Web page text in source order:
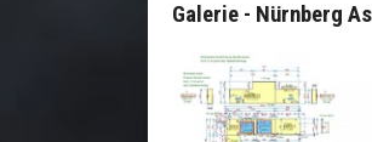
Galerie - Nürnberg